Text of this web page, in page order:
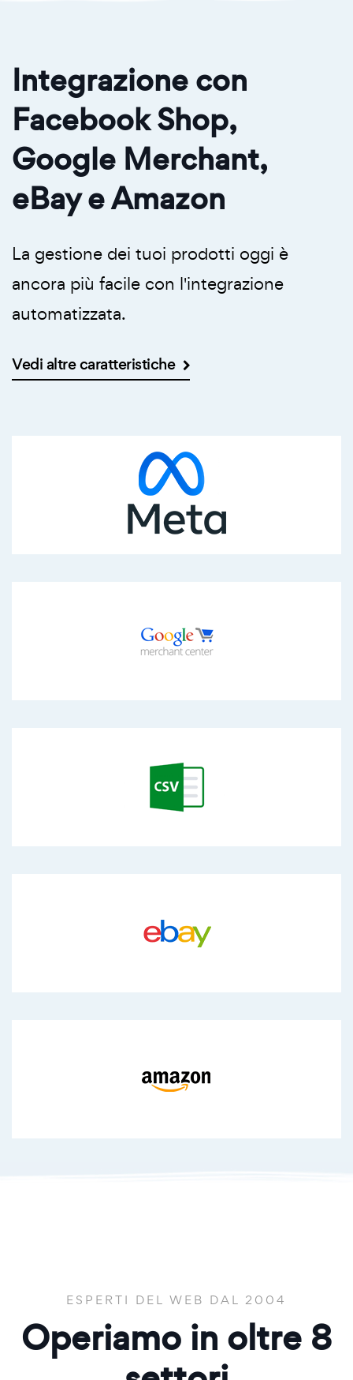
Integrazione con
Facebook Shop,
Google Merchant,
eBay e Amazon
La gestione dei tuoi prodotti oggi è
ancora più facile con l'integrazione
automatizzata.
Vedi altre caratteristiche
ESPERTI DEL WEB DAL 2004
Operiamo in oltre 8